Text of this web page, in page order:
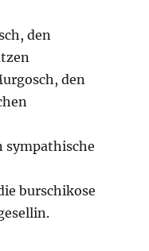
den
den
sympathische
burschikose